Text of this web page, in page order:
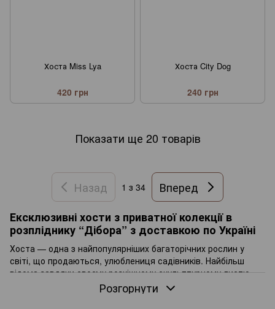
Хоста Miss Lya
420 грн
Хоста City Dog
240 грн
Показати ще 20 товарів
Назад 1 з 34
Вперед
Ексклюзивні хости з приватної колекції в
розпліднику “Дібора” з доставкою по Україні
Хоста — одна з найпопулярніших багаторічних рослин у
світі, що продаються, улюблениця садівників. Найбільш
відома завдяки своєму розкішному скульптурному листю,
що викликає захоплення з моменту їх розкриття ранньою
весною і до перших зимових морозів.
Розгорнути